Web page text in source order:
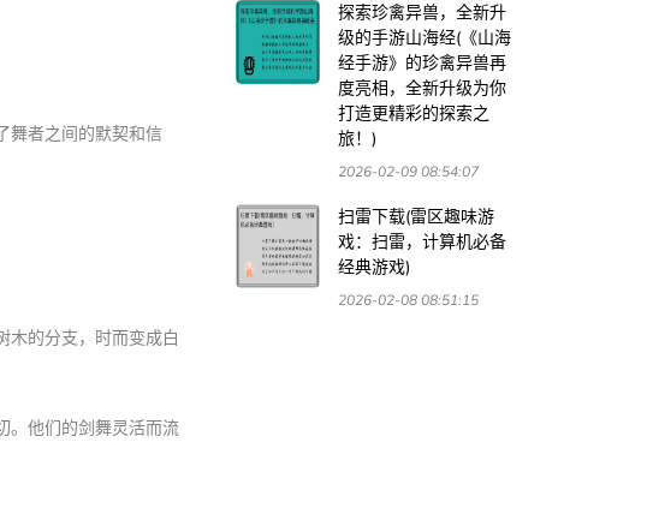
舞者之间的默契和信
木的分支，时而变成白
。他们的剑舞灵活而流
探索珍禽异兽，全新升
级的手游山海经(《山海
经手游》的珍禽异兽再
度亮相，全新升级为你
打造更精彩的探索之
旅！)
2026-02-09 08:54:07
扫雷下载(雷区趣味游
戏：扫雷，计算机必备
经典游戏)
2026-02-08 08:51:15